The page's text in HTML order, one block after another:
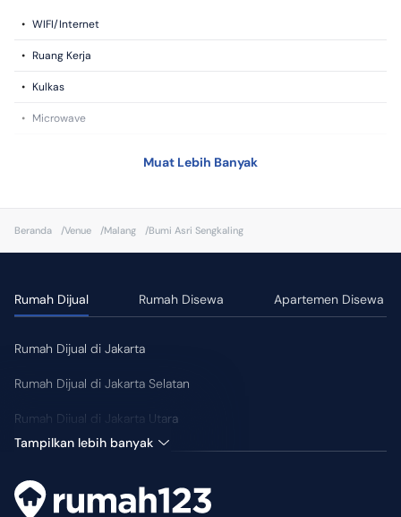
• WIFI/Internet
• Ruang Kerja
• Kulkas
• Microwave
Fasilitas Kamar
• Smart TV
Muat Lebih Banyak
Beranda /Venue /Malang /Bumi Asri Sengkaling
Rumah Dijual Rumah Disewa Apartemen Disewa
Rumah Dijual di Jakarta
Rumah Dijual di Jakarta Selatan
Rumah Dijual di Jakarta Utara
Tampilkan lebih banyak